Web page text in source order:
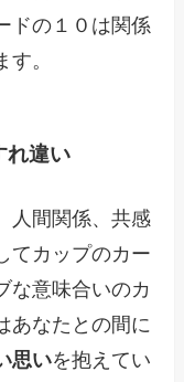
ドの１０は関係
。
れ違い
人間関係、共感
てカップのカー
な意味合いのカ
あなたとの間に
思いを抱えてい